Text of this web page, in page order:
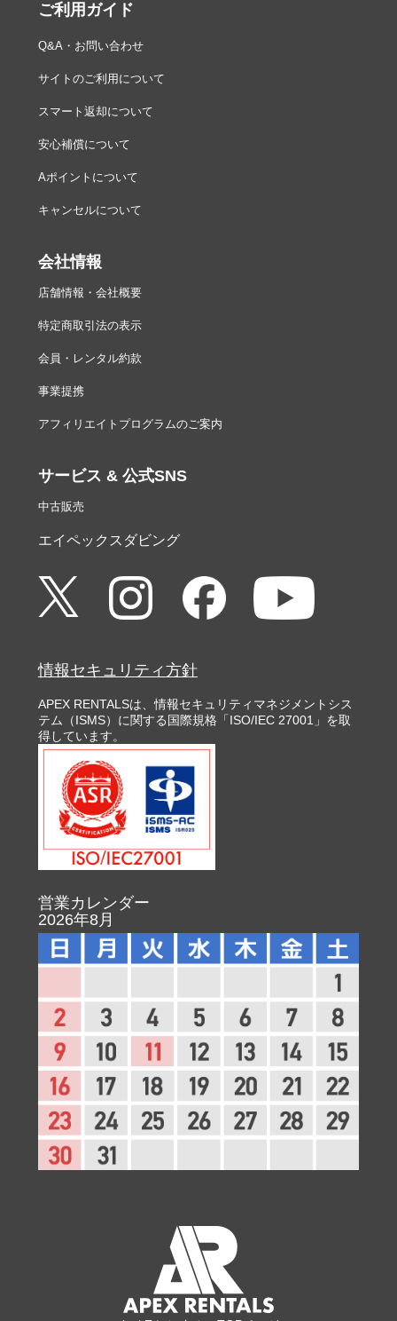
ご利用ガイド
Q&A・お問い合わせ
サイトのご利用について
スマート返却について
安心補償について
Aポイントについて
キャンセルについて
会社情報
店舗情報・会社概要
特定商取引法の表示
会員・レンタル約款
事業提携
アフィリエイトプログラムのご案内
サービス & 公式SNS
中古販売
エイペックスダビング
情報セキュリティ方針
APEX RENTALSは、情報セキュリティマネジメントシス
テム（ISMS）に関する国際規格「ISO/IEC 27001」を取
得しています。
営業カレンダー
2026年8月